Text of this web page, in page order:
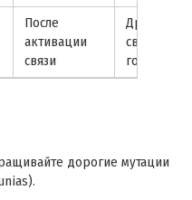
После
активации
связи
Друг
своим
горшком
дорогие мутации